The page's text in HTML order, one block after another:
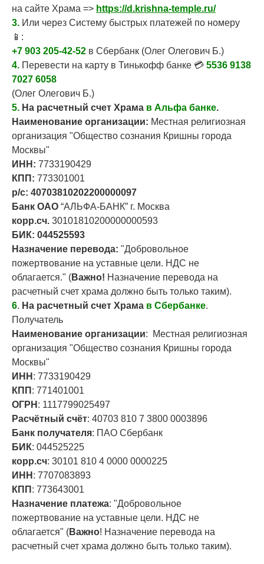
на сайте Храма => https://d.krishna-temple.ru/
3. Или через Систему быстрых платежей по номеру
📱:
+7 903 205-42-52 в Сбербанк (Олег Олегович Б.)
4. Перевести на карту в Тинькофф банке 💳 5536 9138
7027 6058
(Олег Олегович Б.)
5. На расчетный счет Храма в Альфа банке.
Наименование организации: Местная религиозная
организация "Общество сознания Кришны города
Москвы"
ИНН: 7733190429
КПП: 773301001
р/с: 40703810202200000097
Банк ОАО “АЛЬФА-БАНК” г. Москва
корр.сч. 30101810200000000593
БИК: 044525593
Назначение перевода: "Добровольное
пожертвование на уставные цели. НДС не
облагается." (Важно! Назначение перевода на
расчетный счет храма должно быть только таким).
6. На расчетный счет Храма в Сбербанке.
Получатель
Наименование организации: Местная религиозная
организация "Общество сознания Кришны города
Москвы"
ИНН : 7733190429
КПП : 771401001
ОГРН : 1117799025497
Расчётный счёт: 40703 810 7 3800 0003896
Банк получателя: ПАО Сбербанк
БИК: 044525225
корр.сч: 30101 810 4 0000 0000225
ИНН : 7707083893
КПП : 773643001
Назначение платежа: "Добровольное
пожертвование на уставные цели. НДС не
облагается" (Важно! Назначение перевода на
расчетный счет храма должно быть только таким).